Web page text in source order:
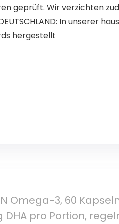
geprüft. Wir verzichten
DEUTSCHLAND: In
hergestellt
Omega-3, 60
DHA pro Portion,